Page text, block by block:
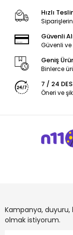
Hızlı
Güvenli
Güvenli
Geniş
Binlerce
7 / 24
Öneri ve
Kampanya,
olmak istiyorum.